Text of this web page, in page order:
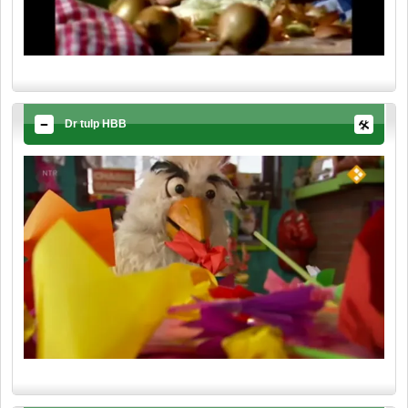
Dr tulp HBB